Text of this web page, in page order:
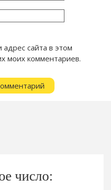
сайта в этом
моих комментариев.
число: